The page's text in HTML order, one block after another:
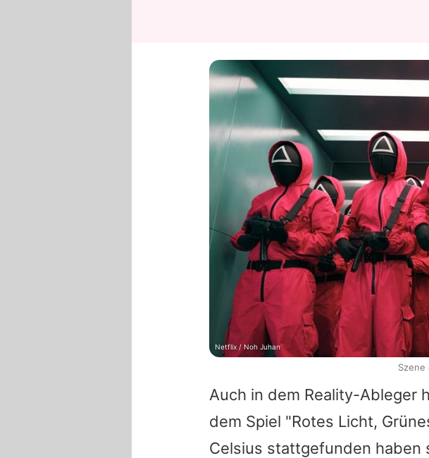
Auch in dem Reality-Ableger
dem Spiel "Rotes Licht,
Celsius stattgefunden haben
Netflix / Noh Juhan
Szene